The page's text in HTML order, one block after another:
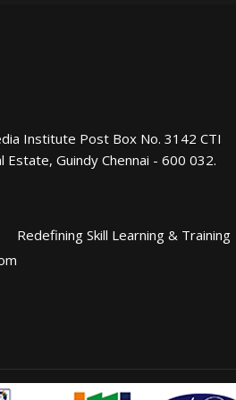
Institute Post Box No. 3142 CTI
Estate, Guindy Chennai - 600 032.
Redefining Skill Learning & Training